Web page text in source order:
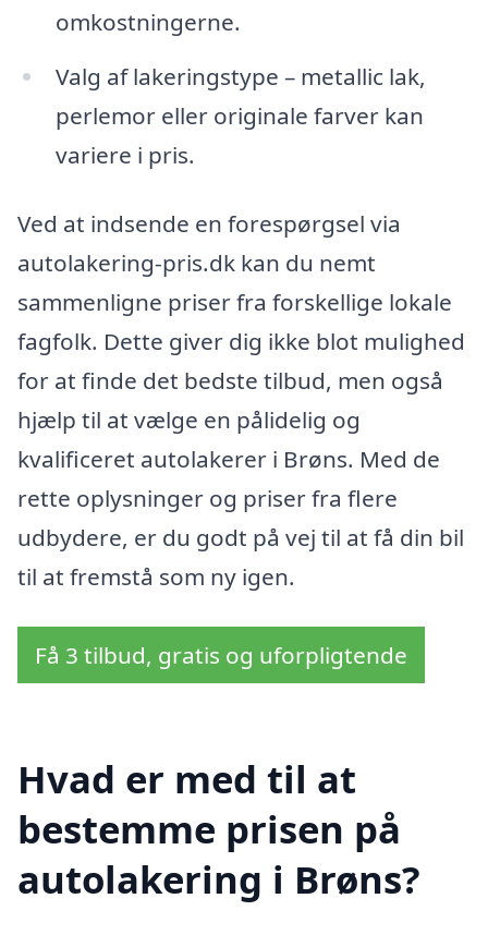
omkostningerne.
Valg af lakeringstype – metallic lak,
perlemor eller originale farver kan
variere i pris.
Ved at indsende en forespørgsel via
autolakering-pris.dk kan du nemt
sammenligne priser fra forskellige lokale
fagfolk. Dette giver dig ikke blot mulighed
for at finde det bedste tilbud, men også
hjælp til at vælge en pålidelig og
kvalificeret autolakerer i Brøns. Med de
rette oplysninger og priser fra flere
udbydere, er du godt på vej til at få din bil
til at fremstå som ny igen.
Få 3 tilbud, gratis og uforpligtende
Hvad er med til at
bestemme prisen på
autolakering i Brøns?